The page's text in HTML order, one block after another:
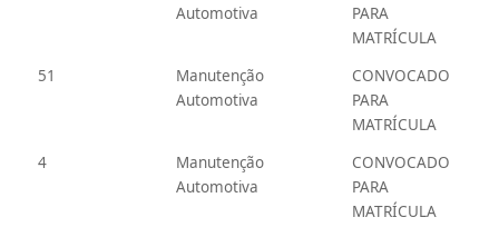
Automotiva
PARA
MATRÍCULA
51
Manutenção
Automotiva
CONVOCADO
PARA
MATRÍCULA
4
Manutenção
Automotiva
CONVOCADO
PARA
MATRÍCULA